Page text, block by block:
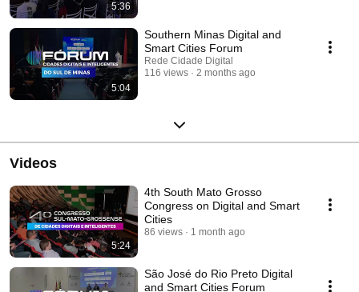
5:36
5:04
Southern Minas Digital and
Smart Cities Forum
Rede Cidade Digital
116 views
2 months ago
Videos
5:24
4th South Mato Grosso
Congress on Digital and Smart
Cities
86 views 1 month ago
São José do Rio Preto Digital
and Smart Cities Forum